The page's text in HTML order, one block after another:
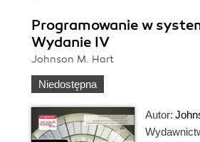
Programowanie w
Wydanie IV
Johnson M. Hart
Niedostępna
Autor: